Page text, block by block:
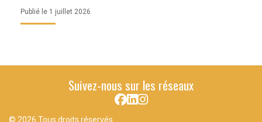
Publié le 1 juillet 2026
Suivez-nous sur les réseaux
© 2026 Tous droits réservés